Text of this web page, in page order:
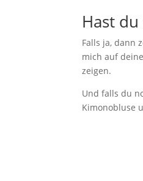
Hast
Falls ja, dann
mich auf
zeigen.
Und falls du
Kimonobluse